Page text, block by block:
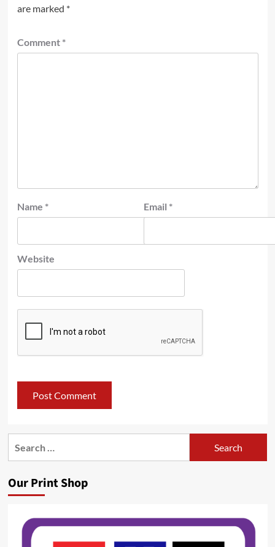
are marked *
Comment *
Name * Email *
Website
Our Print Shop